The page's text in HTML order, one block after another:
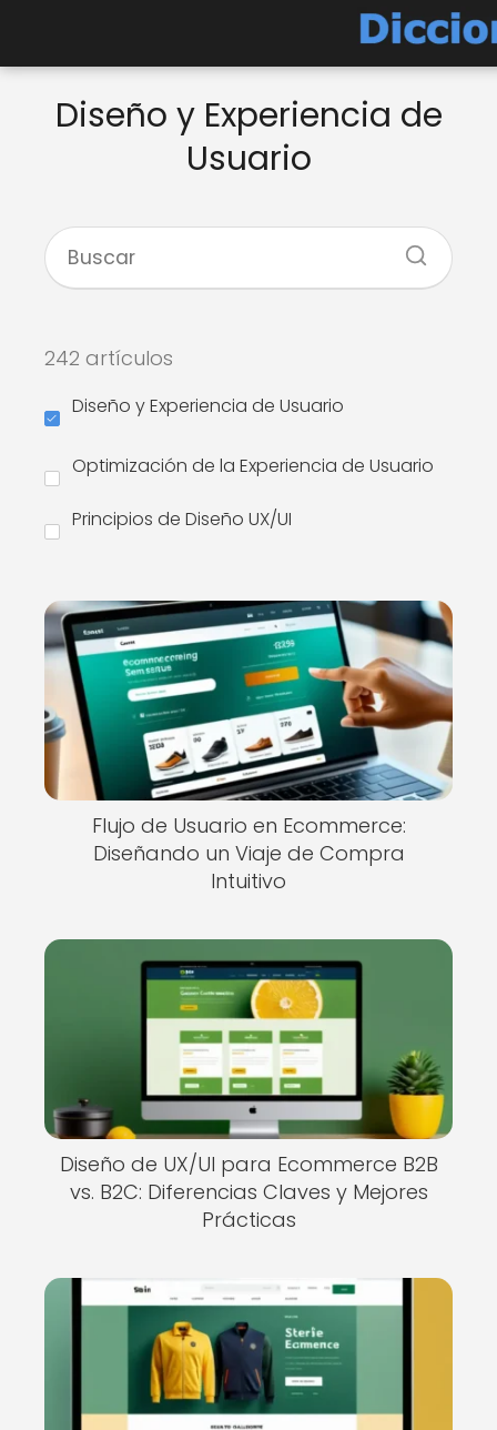
Diseño y Experiencia de
Usuario
242 artículos
Diseño y Experiencia de Usuario
Optimización de la Experiencia de Usuario
Principios de Diseño UX/UI
Flujo de Usuario en Ecommerce:
Diseñando un Viaje de Compra
Intuitivo
Diseño de UX/UI para Ecommerce B2B
vs. B2C: Diferencias Claves y Mejores
Prácticas